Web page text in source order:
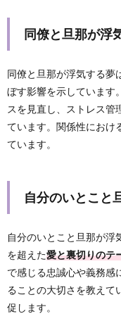
同僚と旦那が浮
同僚と旦那が浮気する夢
ぼす影響を示しています
スを見直し、ストレス管
ています。関係性におけ
ています。
自分のいとこと
自分のいとこと旦那が浮
を超えた愛と裏切りのテ
で感じる忠誠心や義務感
ることの大切さを教えて
促します。